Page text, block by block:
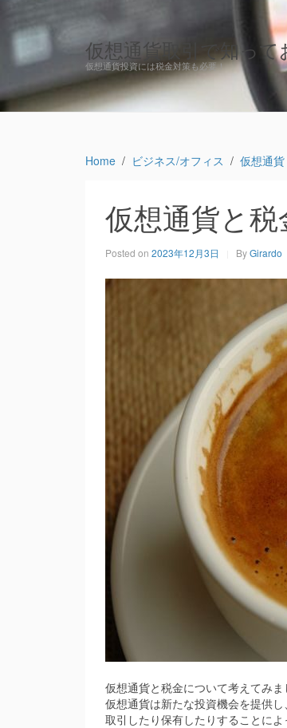
仮想通貨取引で知っ
仮想通貨投資には税金対策も必要！
Home ビジネス/オフィス 仮想通貨
仮想通貨と
Posted on 2023年12月3日 ByGirardo
仮想通貨と税金について考えてみま
仮想通貨は新たな投資機会を提供
取引したり保有したりすることに